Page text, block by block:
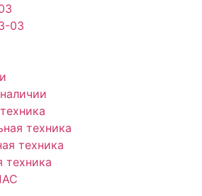
03
техника
техника
техника